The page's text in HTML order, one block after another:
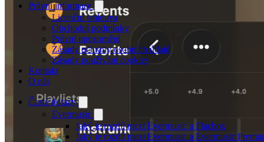
Právní informace
Licenční smlouva
Obchodní podmínky
Právní upozornění
Zásady ochrany osobních údajů
Zásady používání cookies
Kontakt
O nás
Časté dotazy
Evermusic
Jaký je rozdíl mezi Evermusic a Flacbox
Jaký je rozdíl mezi Evermusic a Evermusic